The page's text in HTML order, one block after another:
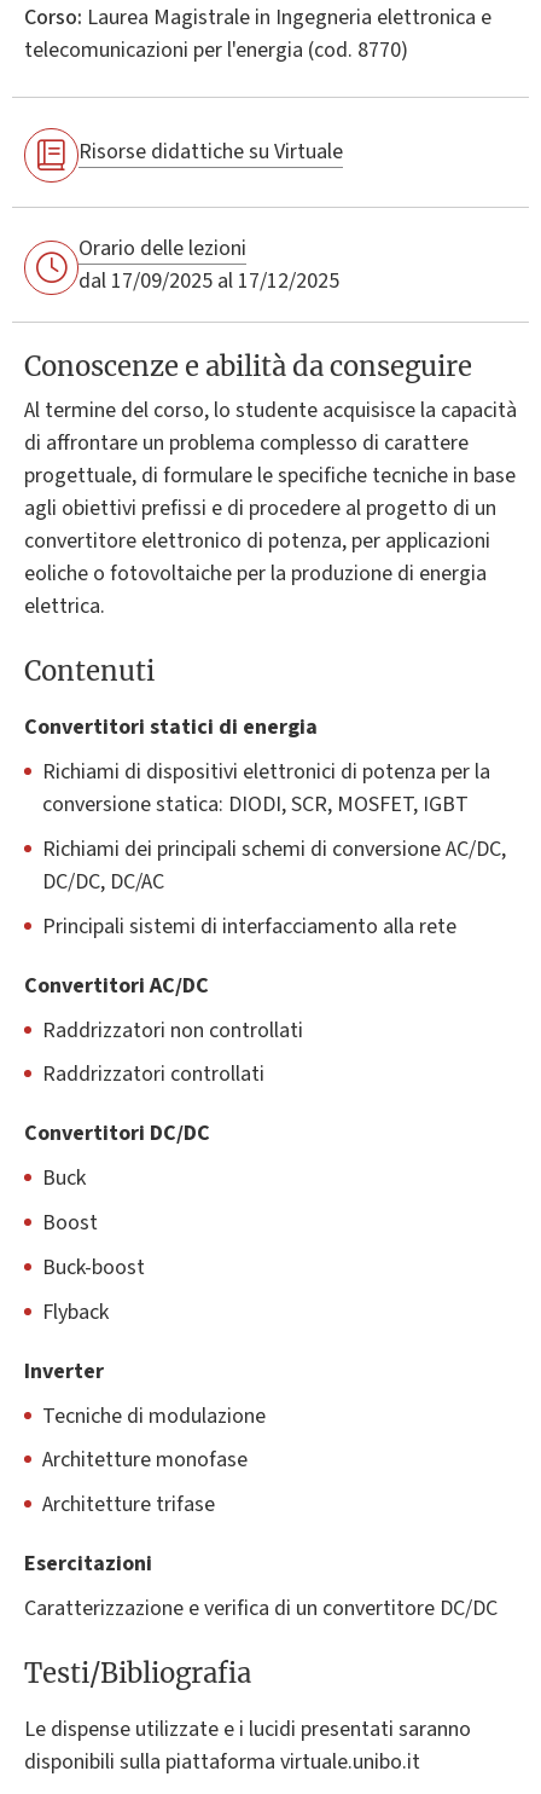
Corso: Laurea Magistrale in Ingegneria elettronica e
telecomunicazioni per l'energia (cod. 8770)
Risorse didattiche su Virtuale
Orario delle lezioni
dal 17/09/2025 al 17/12/2025
Conoscenze e abilità da conseguire
Al termine del corso, lo studente acquisisce la capacità
di affrontare un problema complesso di carattere
progettuale, di formulare le specifiche tecniche in base
agli obiettivi prefissi e di procedere al progetto di un
convertitore elettronico di potenza, per applicazioni
eoliche o fotovoltaiche per la produzione di energia
elettrica.
Contenuti
Convertitori statici di energia
Richiami di dispositivi elettronici di potenza per la
conversione statica: DIODI, SCR, MOSFET, IGBT
Richiami dei principali schemi di conversione AC/DC,
DC/DC, DC/AC
Principali sistemi di interfacciamento alla rete
Convertitori AC/DC
Raddrizzatori non controllati
Raddrizzatori controllati
Convertitori DC/DC
Buck
Boost
Buck-boost
Flyback
Inverter
Tecniche di modulazione
Architetture monofase
Architetture trifase
Esercitazioni
Caratterizzazione e verifica di un convertitore DC/DC
Testi/Bibliografia
Le dispense utilizzate e i lucidi presentati saranno
disponibili sulla piattaforma virtuale.unibo.it